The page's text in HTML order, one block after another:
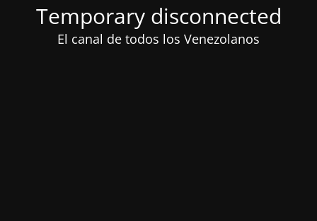
Temporary disconnected
El canal de todos los Venezolanos